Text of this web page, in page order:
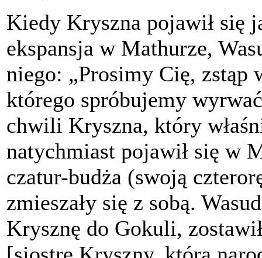
Kiedy Kryszna pojawił się
ekspansja w Mathurze,
niego: „Prosimy Cię, zstąp
którego spróbujemy
chwili Kryszna, który
natychmiast pojawił się w
czatur-budża (swoją
zmieszały się z sobą.
Krysznę do Gokuli,